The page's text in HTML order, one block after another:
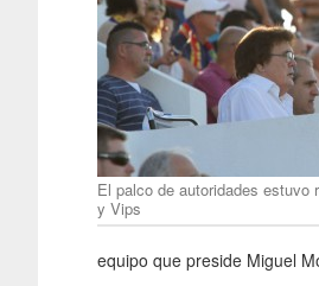
El palco de autoridades estuvo
y Vips
equipo que preside Miguel